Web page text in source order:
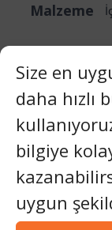
Size en
daha hızlı
bilgiye
uygun
Video
Galeri
Teknik
Malzeme